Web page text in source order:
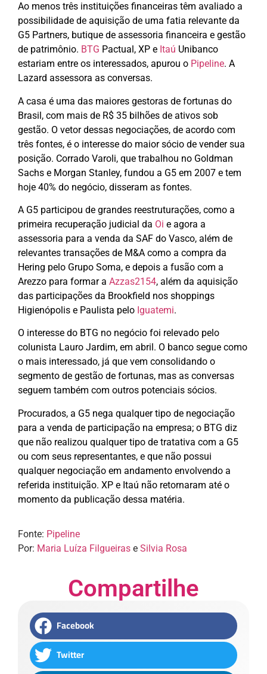
Ao menos três instituições financeiras têm avaliado a
possibilidade de aquisição de uma fatia relevante da
G5 Partners, butique de assessoria financeira e gestão
de patrimônio. BTG Pactual, XP e Itaú Unibanco
estariam entre os interessados, apurou o Pipeline. A
Lazard assessora as conversas.
A casa é uma das maiores gestoras de fortunas do
Brasil, com mais de R$ 35 bilhões de ativos sob
gestão. O vetor dessas negociações, de acordo com
três fontes, é o interesse do maior sócio de vender sua
posição. Corrado Varoli, que trabalhou no Goldman
Sachs e Morgan Stanley, fundou a G5 em 2007 e tem
hoje 40% do negócio, disseram as fontes.
A G5 participou de grandes reestruturações, como a
primeira recuperação judicial da Oi e agora a
assessoria para a venda da SAF do Vasco, além de
relevantes transações de M&A como a compra da
Hering pelo Grupo Soma, e depois a fusão com a
Arezzo para formar a Azzas2154, além da aquisição
das participações da Brookfield nos shoppings
Higienópolis e Paulista pelo Iguatemi.
O interesse do BTG no negócio foi relevado pelo
colunista Lauro Jardim, em abril. O banco segue como
o mais interessado, já que vem consolidando o
segmento de gestão de fortunas, mas as conversas
seguem também com outros potenciais sócios.
Procurados, a G5 nega qualquer tipo de negociação
para a venda de participação na empresa; o BTG diz
que não realizou qualquer tipo de tratativa com a G5
ou com seus representantes, e que não possui
qualquer negociação em andamento envolvendo a
referida instituição. XP e Itaú não retornaram até o
momento da publicação dessa matéria.
Fonte: Pipeline
Por: Maria Luíza Filgueiras e Silvia Rosa
Compartilhe
Facebook
Twitter